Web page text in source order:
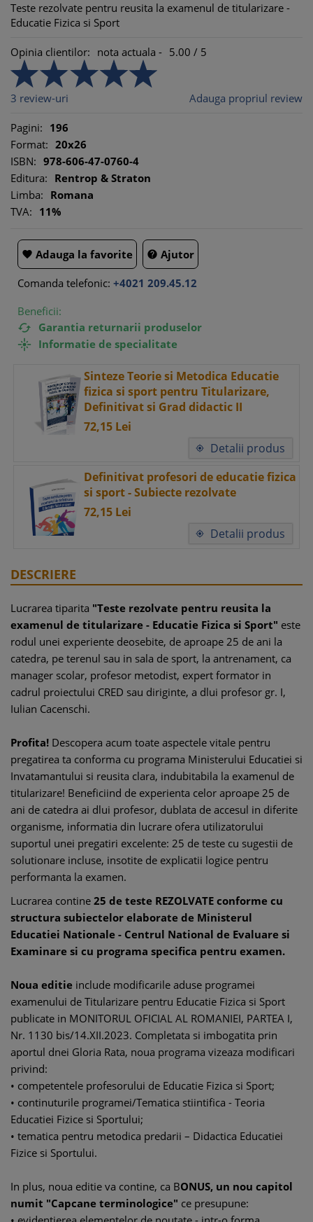
Teste rezolvate pentru reusita la examenul de titularizare -
Educatie Fizica si Sport
Opinia clientilor: nota actuala - 5.00 / 5
3 review-uri Adauga propriul review
Pagini: 196
Format: 20x26
ISBN: 978-606-47-0760-4
Editura: Rentrop & Straton
Limba: Romana
TVA: 11%
 Adauga la favorite  Ajutor
Comanda telefonic: +4021 209.45.12
Beneficii:
 Garantia returnarii produselor
 Informatie de specialitate
Sinteze Teorie si Metodica Educatie
fizica si sport pentru Titularizare,
Definitivat si Grad didactic II
72,15 Lei

Detalii produs
Definitivat profesori de educatie fizica
si sport - Subiecte rezolvate
72,15 Lei
 Detalii produs
DESCRIERE
Lucrarea tiparita "Teste rezolvate pentru reusita la
examenul de titularizare - Educatie Fizica si Sport" este
rodul unei experiente deosebite, de aproape 25 de ani la
catedra, pe terenul sau in sala de sport, la antrenament, ca
manager scolar, profesor metodist, expert formator in
cadrul proiectului CRED sau diriginte, a dlui profesor gr. I,
Iulian Cacenschi.
Profita! Descopera acum toate aspectele vitale pentru
pregatirea ta conforma cu programa Ministerului Educatiei si
Invatamantului si reusita clara, indubitabila la examenul de
titularizare! Beneficiind de experienta celor aproape 25 de
ani de catedra ai dlui profesor, dublata de accesul in diferite
organisme, informatia din lucrare ofera utilizatorului
suportul unei pregatiri excelente: 25 de teste cu sugestii de
solutionare incluse, insotite de explicatii logice pentru
performanta la examen.
Lucrarea contine 25 de teste REZOLVATE conforme cu
structura subiectelor elaborate de Ministerul
Educatiei Nationale - Centrul National de Evaluare si
Examinare si cu programa specifica pentru examen.
Noua editie include modificarile aduse programei
examenului de Titularizare pentru Educatie Fizica si Sport
publicate in MONITORUL OFICIAL AL ROMANIEI, PARTEA I,
Nr. 1130 bis/14.XII.2023. Completata si imbogatita prin
aportul dnei Gloria Rata, noua programa vizeaza modificari
privind:
• competentele profesorului de Educatie Fizica si Sport;
• continuturile programei/Tematica stiintifica - Teoria
Educatiei Fizice si Sportului;
• tematica pentru metodica predarii – Didactica Educatiei
Fizice si Sportului.
In plus, noua editie va contine, ca BONUS, un nou capitol
numit "Capcane terminologice" ce presupune: